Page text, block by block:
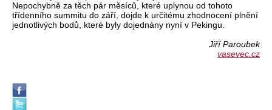
Nepochybně za těch pár měsíců, které uplynou od tohoto
třídenního summitu do září, dojde k určitému zhodnocení plnění
jednotlivých bodů, které byly dojednány nyní v Pekingu.
Jiří Paroubek
vasevec.cz